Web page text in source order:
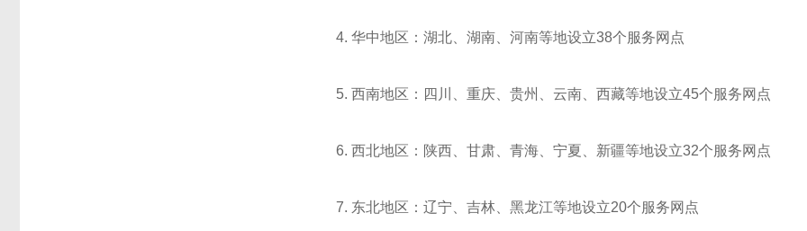
4. 华中地区：湖北、湖南、河南等地设立38个服务网点
5. 西南地区：四川、重庆、贵州、云南、西藏等地设立45个服务网点
6. 西北地区：陕西、甘肃、青海、宁夏、新疆等地设立32个服务网点
7. 东北地区：辽宁、吉林、黑龙江等地设立20个服务网点